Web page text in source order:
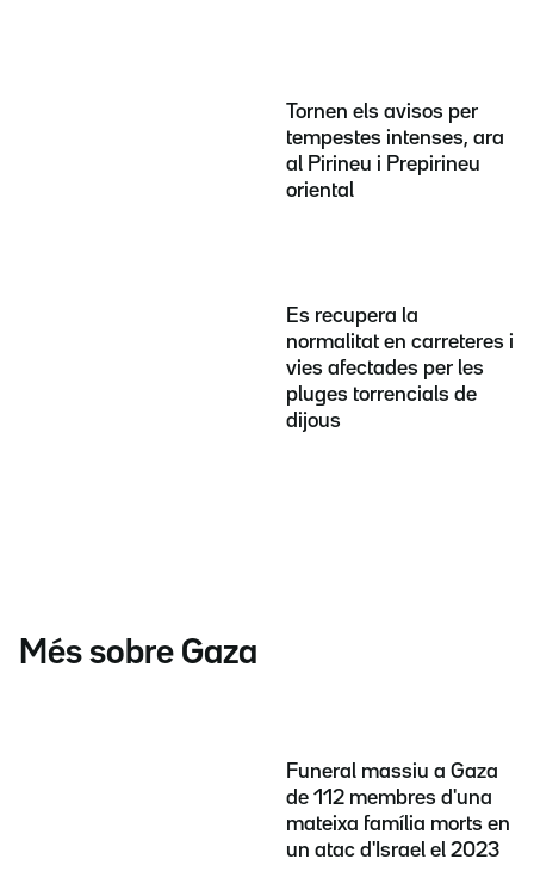
Tornen els avisos per
tempestes intenses, ara
al Pirineu i Prepirineu
oriental
Es recupera la
normalitat en carreteres i
vies afectades per les
pluges torrencials de
dijous
Més sobre Gaza
Funeral massiu a Gaza
de 112 membres d'una
mateixa família morts en
un atac d'Israel el 2023